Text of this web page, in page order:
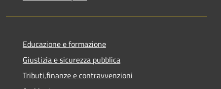
Educazione e formazione
Giustizia e sicurezza pubblica
Tributi,finanze e contravvenzioni